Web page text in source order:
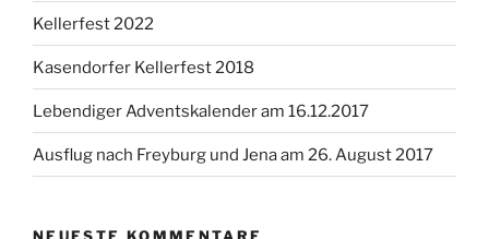
Kellerfest 2022
Kasendorfer Kellerfest 2018
Lebendiger Adventskalender am 16.12.2017
Ausflug nach Freyburg und Jena am 26. August 2017